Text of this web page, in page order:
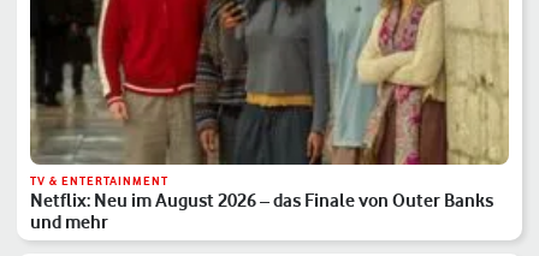
TV & ENTERTAINMENT
Netflix: Neu im August 2026 – das Finale von Outer Banks
und mehr